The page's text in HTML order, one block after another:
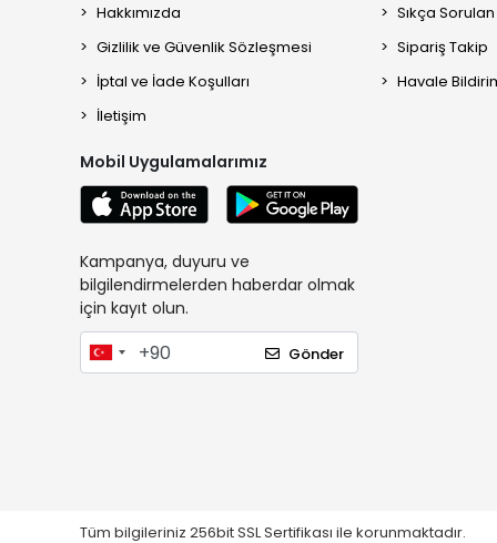
Hakkımızda
Gizlilik ve Güvenlik Sözleşmesi
İptal ve İade Koşulları
İletişim
Mobil Uygulamalarımız
Kampanya, duyuru ve
bilgilendirmelerden haberdar olmak
için kayıt olun.
Gönder
Sıkça
Sipariş Takip
Havale
Tüm bilgileriniz 256bit SSL Sertifikası ile korunmaktadır.